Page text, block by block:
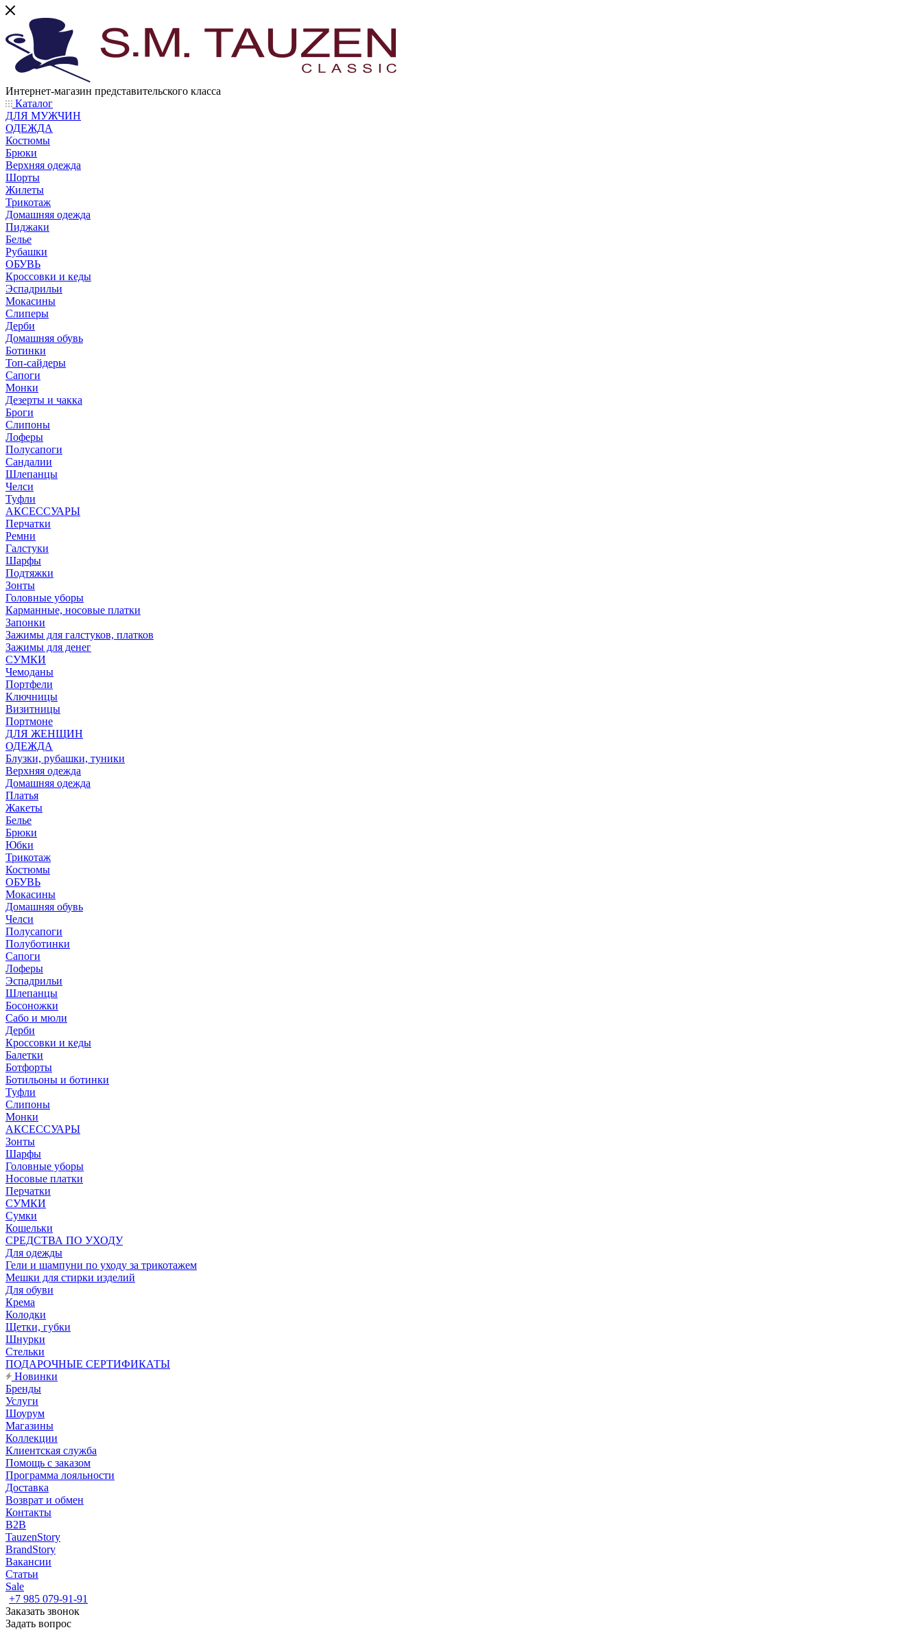
Интернет-магазин представительского класса
Каталог
ДЛЯ МУЖЧИН
ОДЕЖДА
Костюмы
Брюки
Верхняя одежда
Шорты
Жилеты
Трикотаж
Домашняя одежда
Пиджаки
Белье
Рубашки
ОБУВЬ
Кроссовки и кеды
Эспадрильи
Мокасины
Слиперы
Дерби
Домашняя обувь
Ботинки
Топ-сайдеры
Сапоги
Монки
Дезерты и чакка
Броги
Слипоны
Лоферы
Полусапоги
Сандалии
Шлепанцы
Челси
Туфли
АКСЕССУАРЫ
Перчатки
Ремни
Галстуки
Шарфы
Подтяжки
Зонты
Головные уборы
Карманные, носовые платки
Запонки
Зажимы для галстуков, платков
Зажимы для денег
СУМКИ
Чемоданы
Портфели
Ключницы
Визитницы
Портмоне
ДЛЯ ЖЕНЩИН
ОДЕЖДА
Блузки, рубашки, туники
Верхняя одежда
Домашняя одежда
Платья
Жакеты
Белье
Брюки
Юбки
Трикотаж
Костюмы
ОБУВЬ
Мокасины
Домашняя обувь
Челси
Полусапоги
Полуботинки
Сапоги
Лоферы
Эспадрильи
Шлепанцы
Босоножки
Сабо и мюли
Дерби
Кроссовки и кеды
Балетки
Ботфорты
Ботильоны и ботинки
Туфли
Слипоны
Монки
АКСЕССУАРЫ
Зонты
Шарфы
Головные уборы
Носовые платки
Перчатки
СУМКИ
Сумки
Кошельки
CРЕДСТВА ПО УХОДУ
Для одежды
Гели и шампуни по уходу за трикотажем
Мешки для стирки изделий
Для обуви
Крема
Колодки
Щетки, губки
Шнурки
Стельки
ПОДАРОЧНЫЕ СЕРТИФИКАТЫ
Новинки
Бренды
Услуги
Шоурум
Магазины
Коллекции
Клиентская служба
Помощь с заказом
Программа лояльности
Доставка
Возврат и обмен
Контакты
B2B
TauzenStory
BrandStory
Вакансии
Статьи
Sale
+7 985 079-91-91
Заказать звонок
Задать вопрос